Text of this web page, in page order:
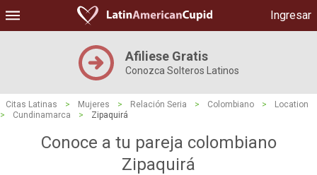
Ingresar
Afiliese Gratis
Conozca Solteros Latinos
Citas Latinas > Mujeres > Relación Seria > Colombiano >
Location
>
Cundinamarca > Zipaquirá
Conoce a tu pareja colombiano
Zipaquirá